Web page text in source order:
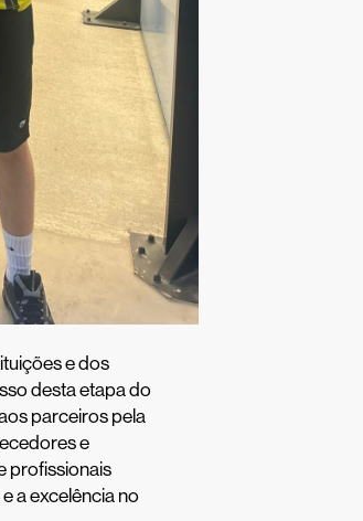
e dos
desta etapa do
parceiros pela
e
profissionais
a excelência no